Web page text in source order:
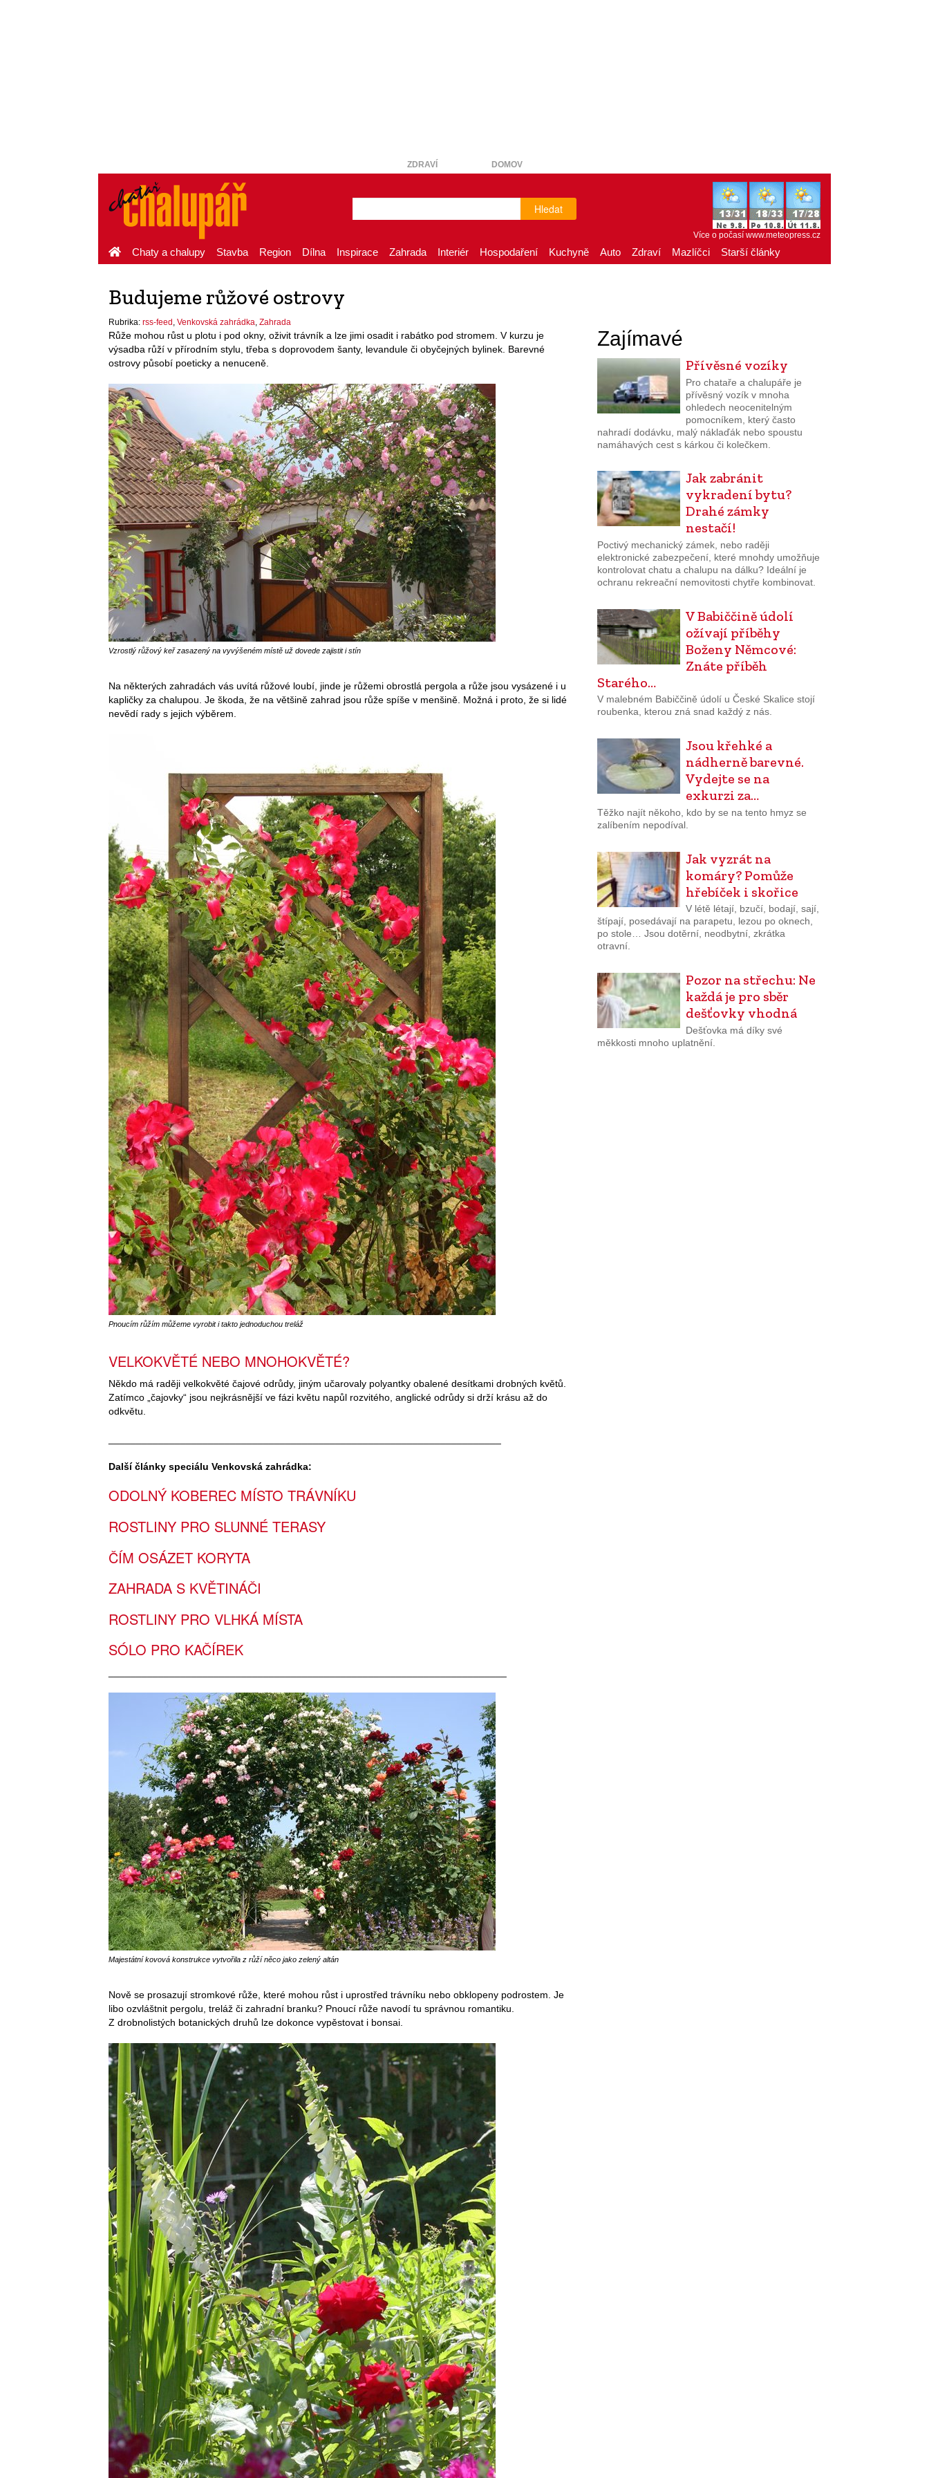
ZDRAVÍ DOMOV
Hledat
Více o počasí www.meteopress.cz
Chaty a chalupy Stavba Region Dílna Inspirace Zahrada Interiér Hospodaření Kuchyně Auto Zdraví Mazlíčci Starší články
Budujeme růžové ostrovy
Rubrika: rss-feed Venkovská zahrádka Zahrada
Růže mohou růst u plotu i pod okny, oživit trávník a lze jimi osadit i rabátko pod stromem. V kurzu je
výsadba růží v přírodním stylu, třeba s doprovodem šanty, levandule či obyčejných bylinek. Barevné
ostrovy působí poeticky a nenuceně.
Vzrostlý růžový keř zasazený na vyvýšeném místě už dovede zajistit i stín
Na některých zahradách vás uvítá růžové loubí, jinde je růžemi obrostlá pergola a růže jsou vysázené i u
kapličky za chalupou. Je škoda, že na většině zahrad jsou růže spíše v menšině. Možná i proto, že si lidé
nevědí rady s jejich výběrem.
Pnoucím růžím můžeme vyrobit i takto jednoduchou treláž
VELKOKVĚTÉ NEBO MNOHOKVĚTÉ?
Někdo má raději velkokvěté čajové odrůdy, jiným učarovaly polyantky obalené desítkami drobných květů.
Zatímco „čajovky“ jsou nejkrásnější ve fázi květu napůl rozvitého, anglické odrůdy si drží krásu až do
odkvětu.
Další články speciálu Venkovská zahrádka:
ODOLNÝ KOBEREC MÍSTO TRÁVNÍKU
ROSTLINY PRO SLUNNÉ TERASY
ČÍM OSÁZET KORYTA
ZAHRADA S KVĚTINÁČI
ROSTLINY PRO VLHKÁ MÍSTA
SÓLO PRO KAČÍREK
Majestátní kovová konstrukce vytvořila z růží něco jako zelený altán
Nově se prosazují stromkové růže, které mohou růst i uprostřed trávníku nebo obklopeny podrostem. Je
libo ozvláštnit pergolu, treláž či zahradní branku? Pnoucí růže navodí tu správnou romantiku.
Z drobnolistých botanických druhů lze dokonce vypěstovat i bonsai.
Zajímavé
Přívěsné vozíky
Pro chataře a chalupáře je
přívěsný vozík v mnoha
ohledech neocenitelným
pomocníkem, který často
nahradí dodávku, malý náklaďák nebo spoustu
namáhavých cest s kárkou či kolečkem.
Jak zabránit
vykradení bytu?
Drahé zámky
nestačí!
Poctivý mechanický zámek, nebo raději
elektronické zabezpečení, které mnohdy umožňuje
kontrolovat chatu a chalupu na dálku? Ideální je
ochranu rekreační nemovitosti chytře kombinovat.
V Babiččině údolí
ožívají příběhy
Boženy Němcové:
Znáte příběh
Starého…
V malebném Babiččině údolí u České Skalice stojí
roubenka, kterou zná snad každý z nás.
Jsou křehké a
nádherně barevné.
Vydejte se na
exkurzi za…
Těžko najít někoho, kdo by se na tento hmyz se
zalíbením nepodíval.
Jak vyzrát na
komáry? Pomůže
hřebíček i skořice
V létě létají, bzučí, bodají, sají,
štípají, posedávají na parapetu, lezou po oknech,
po stole… Jsou dotěrní, neodbytní, zkrátka
otravní.
Pozor na střechu: Ne
každá je pro sběr
dešťovky vhodná
Dešťovka má díky své
měkkosti mnoho uplatnění.